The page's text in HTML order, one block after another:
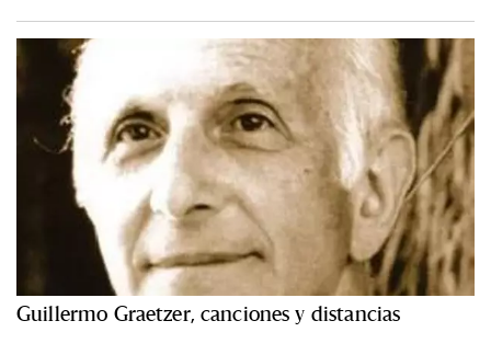
Guillermo Graetzer, canciones y distancias